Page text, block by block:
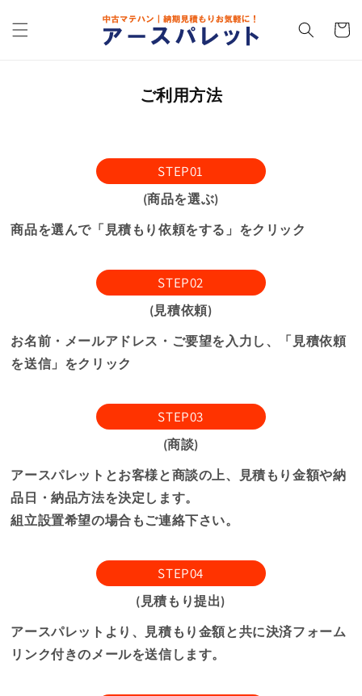
進む
ー
ご利用方法
STEP01
(商品を選ぶ)
商品を選んで「見積もり依頼をする」をクリック
STEP02
(見積依頼)
お名前・メールアドレス・ご要望を入力し、「見積依頼
を送信」をクリック
STEP03
(商談)
アースパレットとお客様と商談の上、見積もり金額や納
品日・納品方法を決定します。
組立設置希望の場合もご連絡下さい。
STEP04
(見積もり提出)
アースパレットより、見積もり金額と共に決済フォーム
リンク付きのメールを送信します。